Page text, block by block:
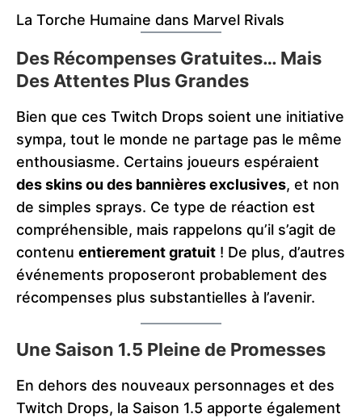
La Torche Humaine dans Marvel Rivals
Des Récompenses Gratuites… Mais
Des Attentes Plus Grandes
Bien que ces Twitch Drops soient une initiative
sympa, tout le monde ne partage pas le même
enthousiasme. Certains joueurs espéraient
des skins ou des bannières exclusives, et non
de simples sprays. Ce type de réaction est
compréhensible, mais rappelons qu’il s’agit de
contenu entierement gratuit ! De plus, d’autres
événements proposeront probablement des
récompenses plus substantielles à l’avenir.
Une Saison 1.5 Pleine de Promesses
En dehors des nouveaux personnages et des
Twitch Drops, la Saison 1.5 apporte également